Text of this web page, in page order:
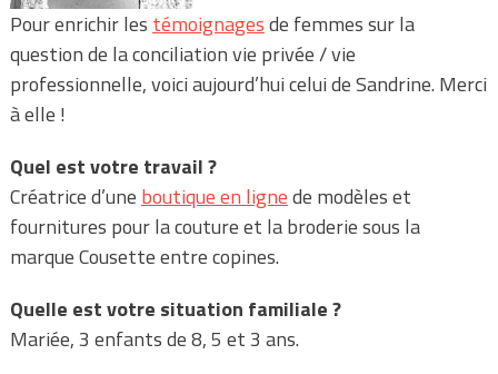
Pour enrichir les témoignagesde femmessur la
question de la conciliation vie privée / vie
professionnelle, voici aujourd’hui celui de Sandrine. Merci
à elle !
Quel est votre travail ?
Créatrice d’une boutique en lignede modèles et
fournitures pour la couture et la broderie sous la
marque Cousette entre copines.
Quelle est votre situation familiale ?
Mariée, 3 enfants de 8, 5 et 3 ans.